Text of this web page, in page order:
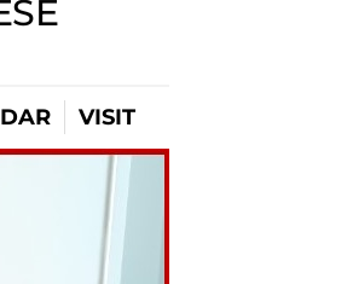
VISIT